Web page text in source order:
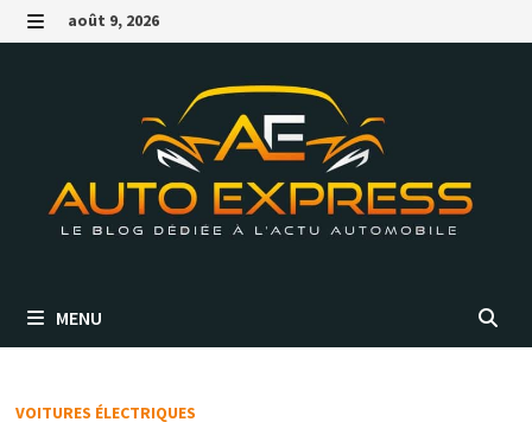
Passer
au MENU
août 9, 2026
MENU
VOITURES ÉLECTRIQUES